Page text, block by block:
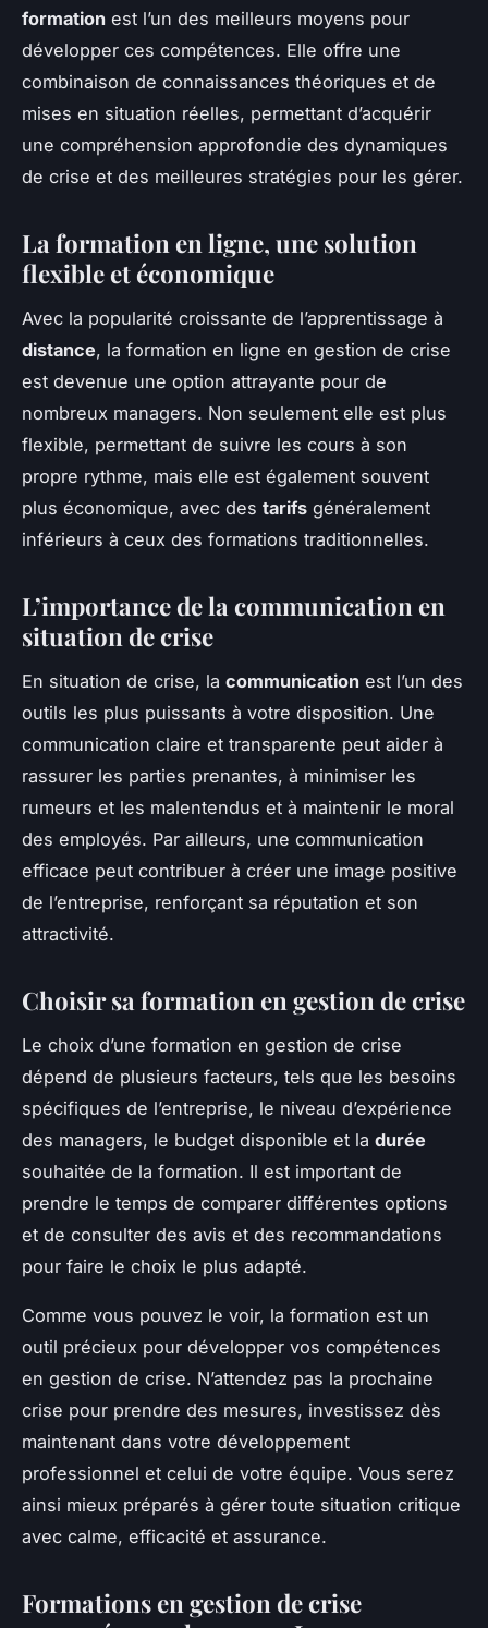
formation est l’un des meilleurs moyens pour
développer ces compétences. Elle offre une
combinaison de connaissances théoriques et de
mises en situation réelles, permettant d’acquérir
une compréhension approfondie des dynamiques
de crise et des meilleures stratégies pour les gérer.
La formation en ligne, une solution
flexible et économique
Avec la popularité croissante de l’apprentissage à
distance, la formation en ligne en gestion de crise
est devenue une option attrayante pour de
nombreux managers. Non seulement elle est plus
flexible, permettant de suivre les cours à son
propre rythme, mais elle est également souvent
plus économique, avec des tarifs généralement
inférieurs à ceux des formations traditionnelles.
L’importance de la communication en
situation de crise
En situation de crise, la communication est l’un des
outils les plus puissants à votre disposition. Une
communication claire et transparente peut aider à
rassurer les parties prenantes, à minimiser les
rumeurs et les malentendus et à maintenir le moral
des employés. Par ailleurs, une communication
efficace peut contribuer à créer une image positive
de l’entreprise, renforçant sa réputation et son
attractivité.
Choisir sa formation en gestion de crise
Le choix d’une formation en gestion de crise
dépend de plusieurs facteurs, tels que les besoins
spécifiques de l’entreprise, le niveau d’expérience
des managers, le budget disponible et la durée
souhaitée de la formation. Il est important de
prendre le temps de comparer différentes options
et de consulter des avis et des recommandations
pour faire le choix le plus adapté.
Comme vous pouvez le voir, la formation est un
outil précieux pour développer vos compétences
en gestion de crise. N’attendez pas la prochaine
crise pour prendre des mesures, investissez dès
maintenant dans votre développement
professionnel et celui de votre équipe. Vous serez
ainsi mieux préparés à gérer toute situation critique
avec calme, efficacité et assurance.
Formations en gestion de crise